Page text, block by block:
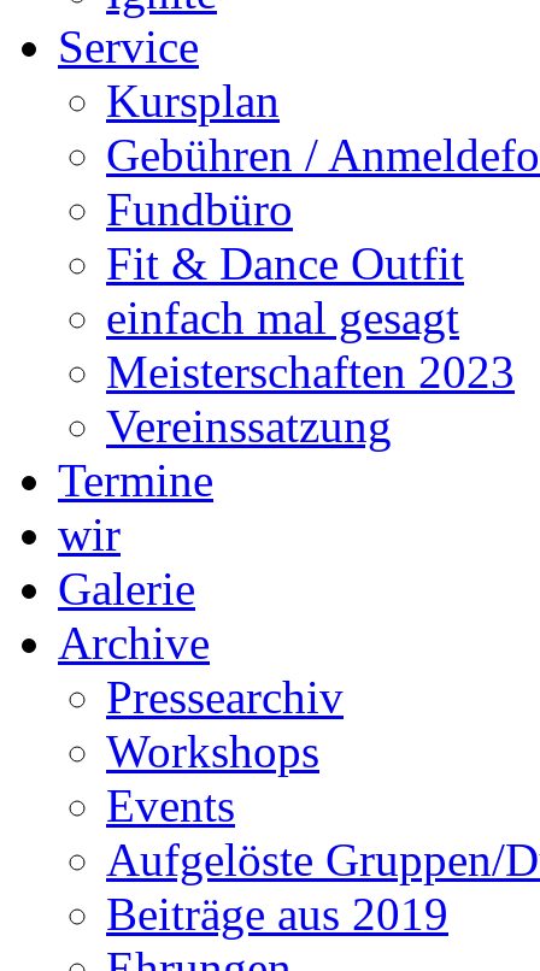
Service
Kursplan
Gebühren /
Fundbüro
Fit & Dance Outfit
einfach mal gesagt
Meisterschaften 2023
Vereinssatzung
Termine
wir
Galerie
Archive
Pressearchiv
Workshops
Events
Aufgelöste Gruppen/
Beiträge aus 2019